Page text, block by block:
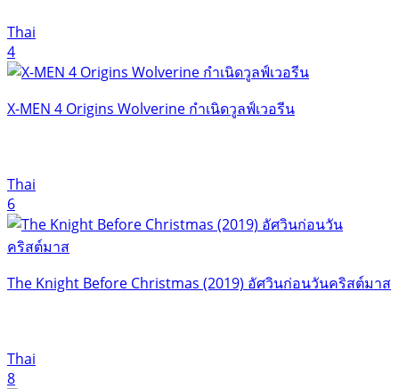
Thai
4
X-MEN 4 Origins Wolverine กำเนิดวูลฟ์เวอรีน
Thai
6
The Knight Before Christmas (2019) อัศวินก่อนวันคริสต์มาส
Thai
8